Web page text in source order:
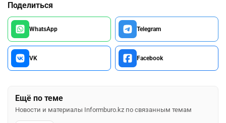
Поделиться
WhatsApp Telegram
VK Facebook
Ещё по теме
Новости и материалы Informburo.kz по связанным темам